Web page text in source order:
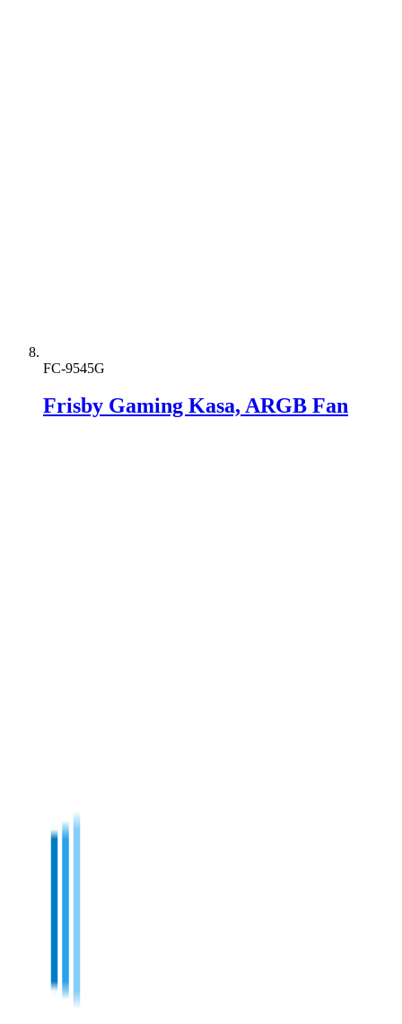
FC-9545G
Frisby Gaming Kasa, ARGB Fan